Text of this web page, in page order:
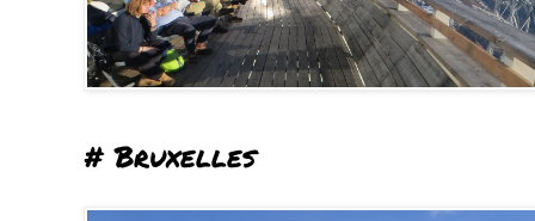
# Bruxelles